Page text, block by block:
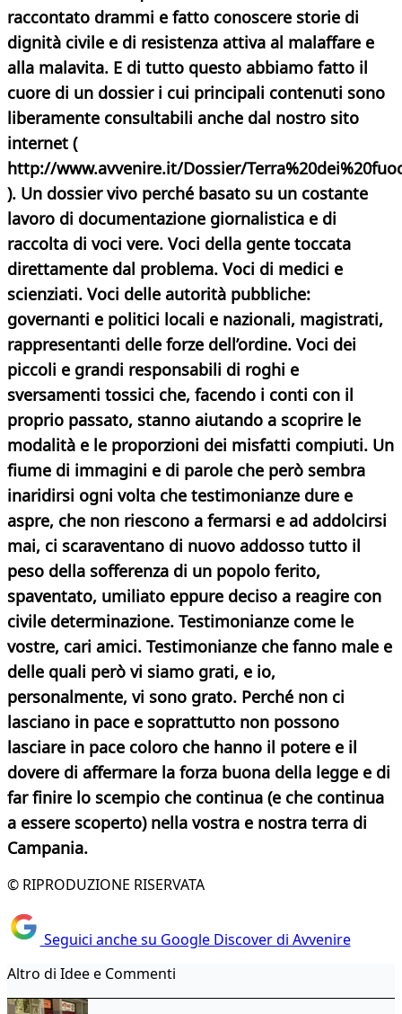
raccontato drammi e fatto conoscere storie di
dignità civile e di resistenza attiva al malaffare e
alla malavita. E di tutto questo abbiamo fatto il
cuore di un dossier i cui principali contenuti sono
liberamente consultabili anche dal nostro sito
internet (
http://www.avvenire.it/Dossier/
). Un dossier vivo perché basato su un costante
lavoro di documentazione giornalistica e di
raccolta di voci vere. Voci della gente toccata
direttamente dal problema. Voci di medici e
scienziati. Voci delle autorità pubbliche:
governanti e politici locali e nazionali, magistrati,
rappresentanti delle forze dell’ordine. Voci dei
piccoli e grandi responsabili di roghi e
sversamenti tossici che, facendo i conti con il
proprio passato, stanno aiutando a scoprire le
modalità e le proporzioni dei misfatti compiuti. Un
fiume di immagini e di parole che però sembra
inaridirsi ogni volta che testimonianze dure e
aspre, che non riescono a fermarsi e ad addolcirsi
mai, ci scaraventano di nuovo addosso tutto il
peso della sofferenza di un popolo ferito,
spaventato, umiliato eppure deciso a reagire con
civile determinazione. Testimonianze come le
vostre, cari amici. Testimonianze che fanno male e
delle quali però vi siamo grati, e io,
personalmente, vi sono grato. Perché non ci
lasciano in pace e soprattutto non possono
lasciare in pace coloro che hanno il potere e il
dovere di affermare la forza buona della legge e di
far finire lo scempio che continua (e che continua
a essere scoperto) nella vostra e nostra terra di
Campania.
© RIPRODUZIONE RISERVATA
Seguici anche su Google Discover di Avvenire
Altro di Idee e Commenti